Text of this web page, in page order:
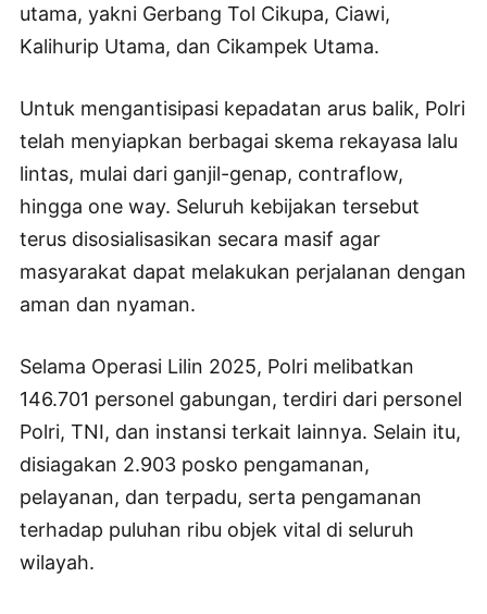
utama, yakni Gerbang Tol Cikupa, Ciawi,
Kalihurip Utama, dan Cikampek Utama.
Untuk mengantisipasi kepadatan arus balik, Polri
telah menyiapkan berbagai skema rekayasa lalu
lintas, mulai dari ganjil-genap, contraflow,
hingga one way. Seluruh kebijakan tersebut
terus disosialisasikan secara masif agar
masyarakat dapat melakukan perjalanan dengan
aman dan nyaman.
Selama Operasi Lilin 2025, Polri melibatkan
146.701 personel gabungan, terdiri dari personel
Polri, TNI, dan instansi terkait lainnya. Selain itu,
disiagakan 2.903 posko pengamanan,
pelayanan, dan terpadu, serta pengamanan
terhadap puluhan ribu objek vital di seluruh
wilayah.